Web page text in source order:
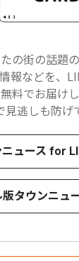
の街の話題
報などを、
無料でお届けし
見逃しも防げ
ュース for
版タウンニュ